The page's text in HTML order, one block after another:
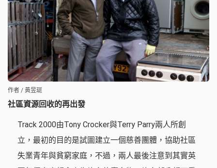
社區資源回收的再出發
作者 / 黃昱珽
Track 2000由Tony Crocker與Terry Parry兩人所創
立，最初的目的是試圖建立一個慈善團體，協助社區
失業青年與貧窮家庭，不過，兩人最後注意到其實英